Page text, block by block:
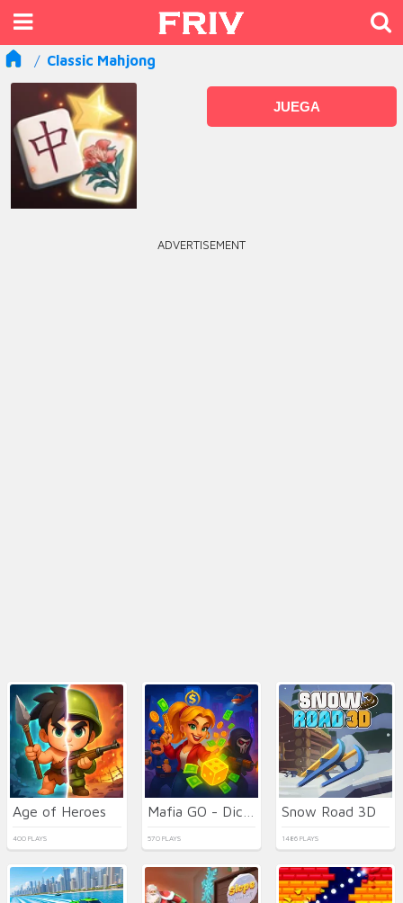
Classic Mahjong
JUEGA
ADVERTISEMENT
Age of Heroes
400 PLAYS 570 PLAYS
Snow Road 3D
1486 PLAYS